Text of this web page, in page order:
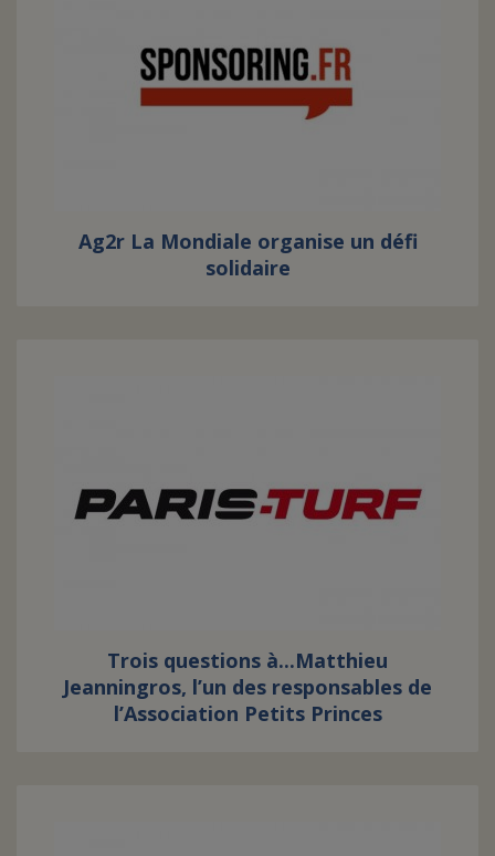
Ag2r La Mondiale organise un défi
solidaire
Trois questions à...Matthieu
Jeanningros, l’un des responsables de
l’Association Petits Princes